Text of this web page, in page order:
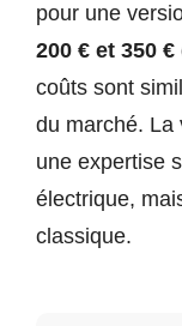
pour une
200 € et 350 €
coûts sont
du marché. La
une expertise
électrique,
classique.